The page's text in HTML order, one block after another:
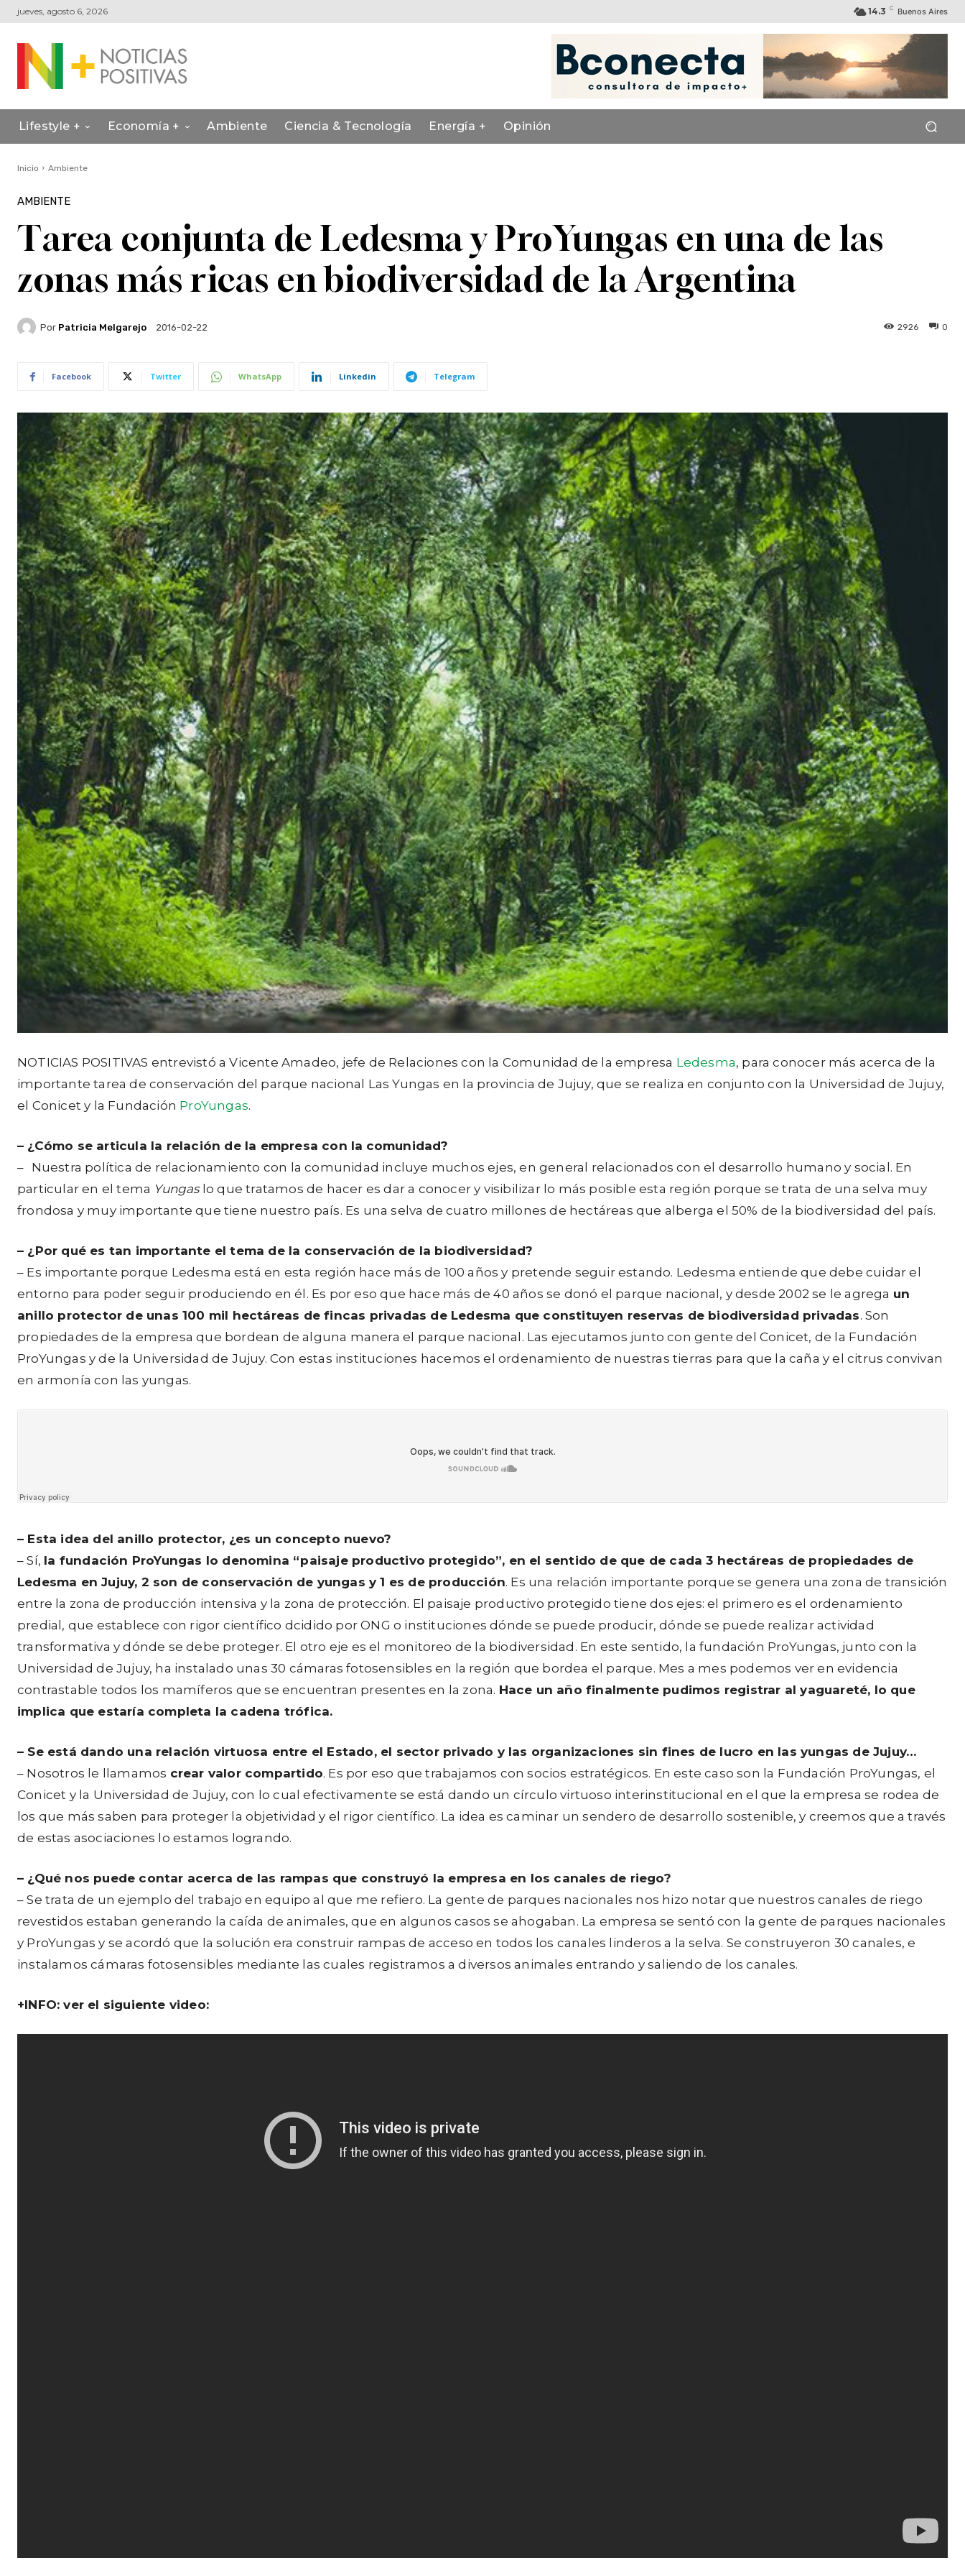
jueves, agosto 6, 2026 14.3 C Buenos Aires
Lifestyle + Economía + Ambiente Ciencia & Tecnología Energía + Opinión
Inicio Ambiente
AMBIENTE
Tarea conjunta de Ledesma y ProYungas en una de las
zonas más ricas en biodiversidad de la Argentina
Por Patricia Melgarejo 2016-02-22 0
2926
Facebook Twitter WhatsApp Linkedin Telegram
NOTICIAS POSITIVAS entrevistó a Vicente Amadeo, jefe de Relaciones con la Comunidad de la empresa Ledesma, para conocer más acerca de la
importante tarea de conservación del parque nacional Las Yungas en la provincia de Jujuy, que se realiza en conjunto con la Universidad de Jujuy,
el Conicet y la Fundación ProYungas.
– ¿Cómo se articula la relación de la empresa con la comunidad?
– Nuestra política de relacionamiento con la comunidad incluye muchos ejes, en general relacionados con el desarrollo humano y social. En
particular en el tema Yungaslo que tratamos de hacer es dar a conocer y visibilizar lo más posible esta región porque se trata de una selva muy
frondosa y muy importante que tiene nuestro país. Es una selva de cuatro millones de hectáreas que alberga el 50% de la biodiversidad del país.
– ¿Por qué es tan importante el tema de la conservación de la biodiversidad?
– Es importante porque Ledesma está en esta región hace más de 100 años y pretende seguir estando. Ledesma entiende que debe cuidar el
entorno para poder seguir produciendo en él. Es por eso que hace más de 40 años se donó el parque nacional, y desde 2002 se le agrega un
anillo protector de unas 100 mil hectáreas de fincas privadas de Ledesma que constituyen reservas de biodiversidad privadas. Son
propiedades de la empresa que bordean de alguna manera el parque nacional. Las ejecutamos junto con gente del Conicet, de la Fundación
ProYungas y de la Universidad de Jujuy. Con estas instituciones hacemos el ordenamiento de nuestras tierras para que la caña y el citrus convivan
en armonía con las yungas.
– Esta idea del anillo protector, ¿es un concepto nuevo?
– Sí, la fundación ProYungas lo denomina “paisaje productivo protegido”, en el sentido de que de cada 3 hectáreas de propiedades de
Ledesma en Jujuy, 2 son de conservación de yungas y 1 es de producción. Es una relación importante porque se genera una zona de transición
entre la zona de producción intensiva y la zona de protección. El paisaje productivo protegido tiene dos ejes: el primero es el ordenamiento
predial, que establece con rigor científico dcidido por ONG o instituciones dónde se puede producir, dónde se puede realizar actividad
transformativa y dónde se debe proteger. El otro eje es el monitoreo de la biodiversidad. En este sentido, la fundación ProYungas, junto con la
Universidad de Jujuy, ha instalado unas 30 cámaras fotosensibles en la región que bordea el parque. Mes a mes podemos ver en evidencia
contrastable todos los mamíferos que se encuentran presentes en la zona. Hace un año finalmente pudimos registrar al yaguareté, lo que
implica que estaría completa la cadena trófica.
– Se está dando una relación virtuosa entre el Estado, el sector privado y las organizaciones sin fines de lucro en las yungas de Jujuy…
– Nosotros le llamamos crear valor compartido. Es por eso que trabajamos con socios estratégicos. En este caso son la Fundación ProYungas, el
Conicet y la Universidad de Jujuy, con lo cual efectivamente se está dando un círculo virtuoso interinstitucional en el que la empresa se rodea de
los que más saben para proteger la objetividad y el rigor científico. La idea es caminar un sendero de desarrollo sostenible, y creemos que a través
de estas asociaciones lo estamos logrando.
– ¿Qué nos puede contar acerca de las rampas que construyó la empresa en los canales de riego?
– Se trata de un ejemplo del trabajo en equipo al que me refiero. La gente de parques nacionales nos hizo notar que nuestros canales de riego
revestidos estaban generando la caída de animales, que en algunos casos se ahogaban. La empresa se sentó con la gente de parques nacionales
y ProYungas y se acordó que la solución era construir rampas de acceso en todos los canales linderos a la selva. Se construyeron 30 canales, e
instalamos cámaras fotosensibles mediante las cuales registramos a diversos animales entrando y saliendo de los canales.
+INFO: ver el siguiente video: